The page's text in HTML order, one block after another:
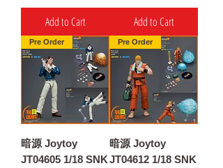
Add to Cart Add to Cart
Pre Order
暗源 Joytoy
JT04605 1/18 SNK
Pre Order
暗源 Joytoy
JT04612 1/18 SNK